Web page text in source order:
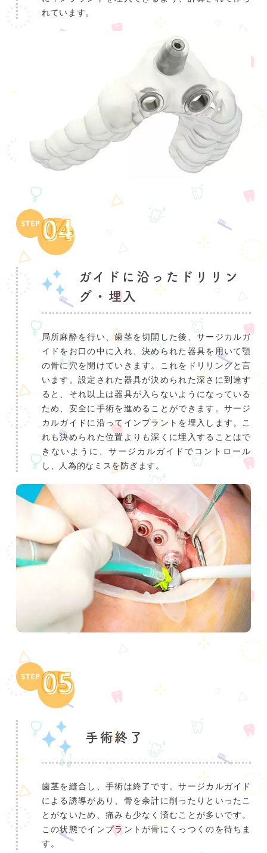
れています。
ガイドに沿ったドリリン
グ・埋入
局所麻酔を行い、歯茎を切開した後、サージカルガ
イドをお口の中に入れ、決められた器具を用いて顎
の骨に穴を開けていきます。これをドリリングと言
います。設定された器具が決められた深さに到達す
ると、それ以上は器具が入らないようになっている
ため、安全に手術を進めることができます。サージ
カルガイドに沿ってインプラントを埋入します。こ
れも決められた位置よりも深くに埋入することはで
きないように、サージカルガイドでコントロール
し、人為的なミスを防ぎます。
手術終了
歯茎を縫合し、手術は終了です。サージカルガイド
による誘導があり、骨を余計に削ったりといったこ
とがないため、痛みも少なく済むことが多いです。
この状態でインプラントが骨にくっつくのを待ちま
す。